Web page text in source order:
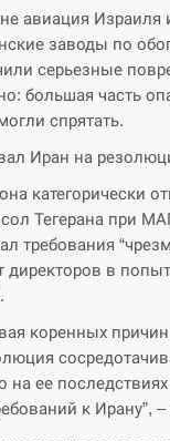
лицензии на
на
направити до
Ормузької
поразили
склады и другие
авиация
заводы по
серьезные
большая часть
спрятать.
Иран на
категорически
Тегерана при
требования
директоров в
коренных
на ее
к Ирану”,